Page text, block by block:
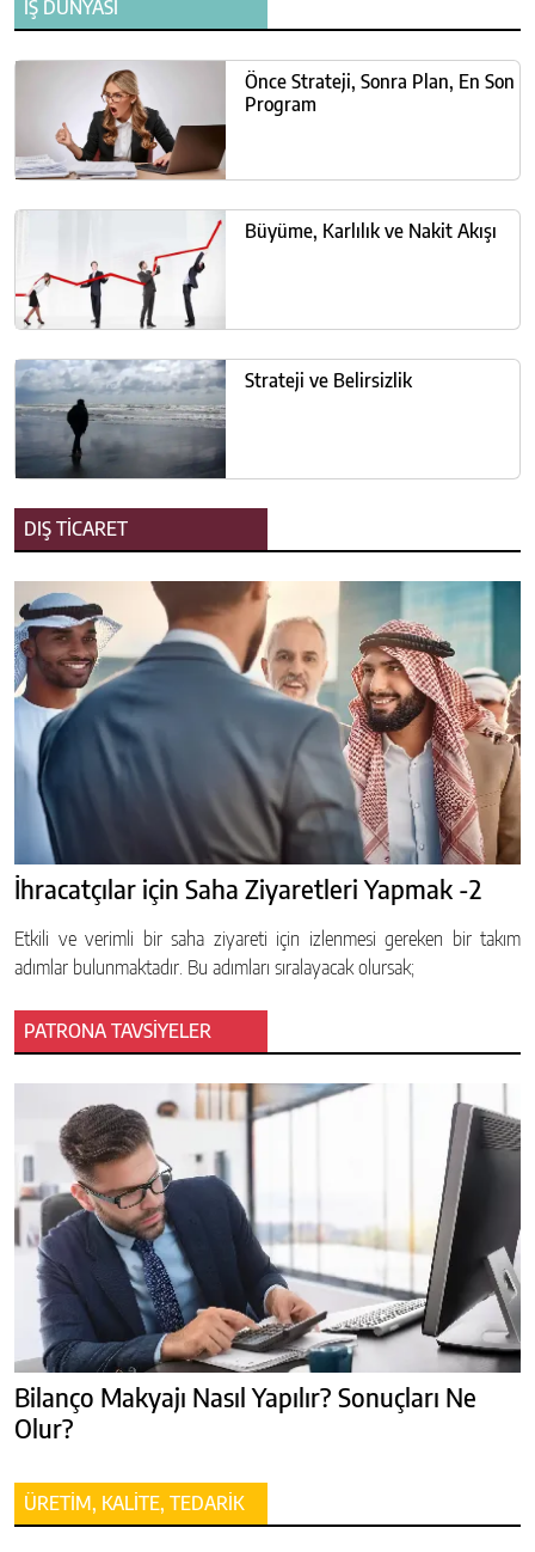
İŞ DÜNYASI
Önce Strateji, Sonra Plan, En Son
Program
Büyüme, Karlılık ve Nakit Akışı
Strateji ve Belirsizlik
DIŞ TİCARET
İhracatçılar için Saha Ziyaretleri Yapmak -2
Etkili ve verimli bir saha ziyareti için izlenmesi gereken bir takım
adımlar bulunmaktadır. Bu adımları sıralayacak olursak;
PATRONA TAVSİYELER
Bilanço Makyajı Nasıl Yapılır? Sonuçları Ne
Olur?
ÜRETİM, KALİTE, TEDARİK